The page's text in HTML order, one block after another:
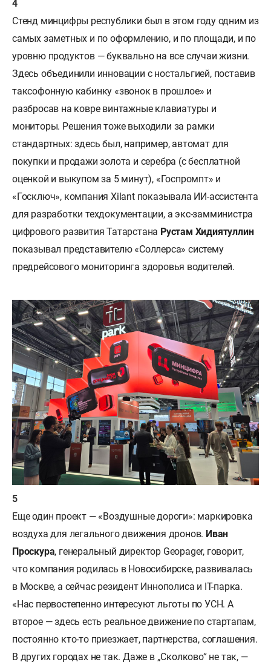
Стенд минцифры республики был в этом году одним из
самых заметных и по оформлению, и по площади, и по
уровню продуктов — буквально на все случаи жизни.
Здесь объединили инновации с ностальгией, поставив
таксофонную кабинку «звонок в прошлое» и
разбросав на ковре винтажные клавиатуры и
мониторы. Решения тоже выходили за рамки
стандартных: здесь был, например, автомат для
покупки и продажи золота и серебра (с бесплатной
оценкой и выкупом за 5 минут), «Госпромпт» и
«Госключ», компания Xilant показывала ИИ-ассистента
для разработки техдокументации, а экс-замминистра
цифрового развития Татарстана Рустам Хидиятуллин
показывал представителю «Соллерса» систему
предрейсового мониторинга здоровья водителей.
Еще один проект — «Воздушные дороги»: маркировка
воздуха для легального движения дронов. Иван
Проскура, генеральный директор Geopager, говорит,
что компания родилась в Новосибирске, развивалась
в Москве, а сейчас резидент Иннополиса и IT-парка.
«Нас первостепенно интересуют льготы по УСН. А
второе — здесь есть реальное движение по стартапам,
постоянно кто-то приезжает, партнерства, соглашения.
В других городах не так. Даже в „Сколково“ не так, —